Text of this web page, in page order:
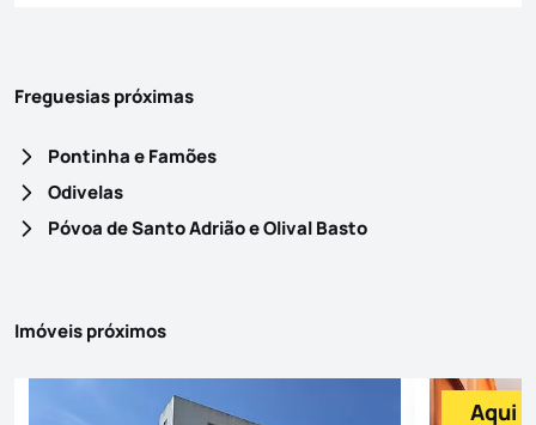
Freguesias próximas
Pontinha e Famões
Odivelas
Póvoa de Santo Adrião e Olival Basto
Imóveis próximos
Aqui